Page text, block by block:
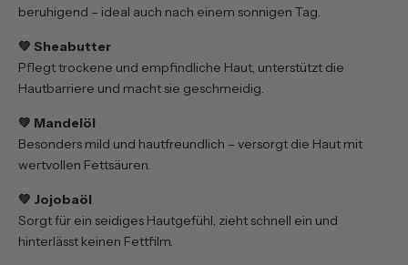
beruhigend – ideal auch nach einem sonnigen Tag.
💚 Sheabutter
Pflegt trockene und empfindliche Haut, unterstützt die
Hautbarriere und macht sie geschmeidig.
💚 Mandelöl
Besonders mild und hautfreundlich – versorgt die Haut mit
wertvollen Fettsäuren.
💚 Jojobaöl
Sorgt für ein seidiges Hautgefühl, zieht schnell ein und
hinterlässt keinen Fettfilm.